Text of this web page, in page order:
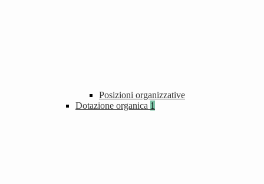
Posizioni organizzative
Dotazione organica 1